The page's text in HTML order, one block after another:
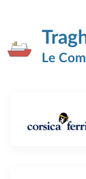
Le